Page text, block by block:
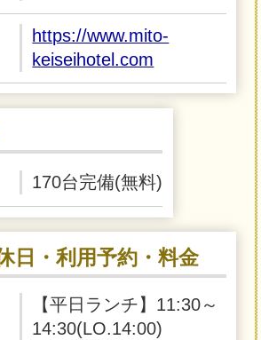
https://www.mito-
keiseihotel.com
170台完備(無料)
日・利用予約・料金
【平日ランチ】11:30～
14:30(LO.14:00)